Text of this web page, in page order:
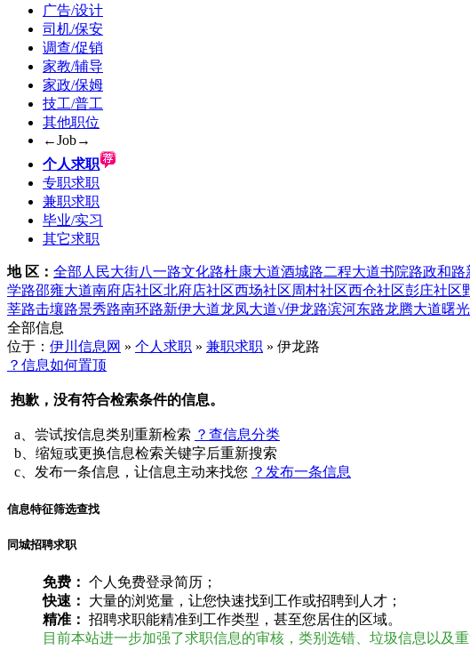
广告/设计
司机/保安
调查/促销
家教/辅导
家政/保姆
技工/普工
其他职位
←Job→
个人求职
专职求职
兼职求职
毕业/实习
其它求职
地 区： 全部 人民大街八一路文化路杜康大道酒城路二程大道书院路政和路
学路邵雍大道南府店社区北府店社区西场社区周村社区西仓社区彭庄社区
莘路击壤路景秀路南环路新伊大道龙凤大道√伊龙路滨河东路龙腾大道曙
全部信息
位于： 伊川信息网 » 个人求职 » 兼职求职 » 伊龙路
？信息如何置顶
抱歉，没有符合检索条件的信息。
a、尝试按信息类别重新检索 ？查信息分类
b、缩短或更换信息检索关键字后重新搜索
c、发布一条信息，让信息主动来找您 ？发布一条信息
信息特征筛选查找
同城招聘求职
免费： 个人免费登录简历；
快速：
大量的浏览量，让您快速找到工作或招聘到人才；
精准： 招聘求职能精准到工作类型，甚至您居住的区域。
目前本站进一步加强了求职信息的审核，类别选错、垃圾信息以及重